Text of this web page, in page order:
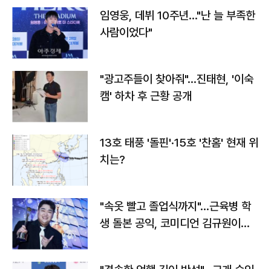
임영웅, 데뷔 10주년…"난 늘 부족한
사람이었다"
"광고주들이 찾아줘"…진태현, '이숙
캠' 하차 후 근황 공개
13호 태풍 '돌핀'·15호 '찬홈' 현재 위
치는?
"속옷 빨고 졸업식까지"…근육병 학
생 돌본 공익, 코미디언 김규원이었